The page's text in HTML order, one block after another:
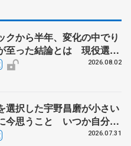
クから半年、変化の中でり
至った結論とは 現役選手
の生活に「引退したんだよ
2026.08.02
選択した宇野昌磨が小さい
今思うこと いつか自分た
ケーターに 【「Ice2026.07.31